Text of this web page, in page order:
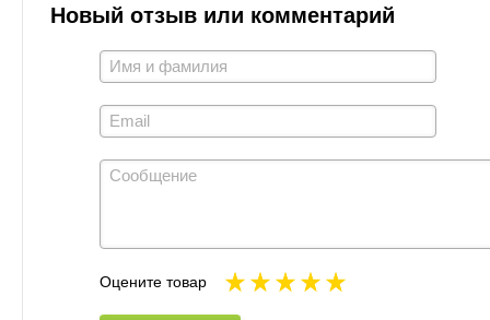
Новый отзыв или комментарий
Оцените товар